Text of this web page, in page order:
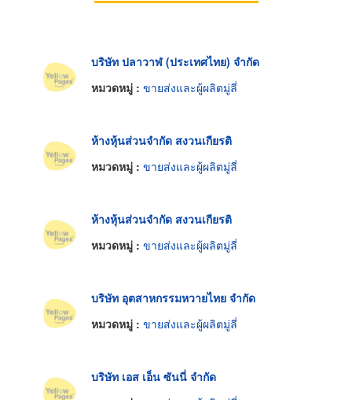
บริษัท ปลาวาฬ (ประเทศไทย) จำกัด
หมวดหมู่ : ขายส่งและผู้ผลิตมู่ลี่
ห้างหุ้นส่วนจำกัด สงวนเกียรติ
หมวดหมู่ : ขายส่งและผู้ผลิตมู่ลี่
ห้างหุ้นส่วนจำกัด สงวนเกียรติ
หมวดหมู่ : ขายส่งและผู้ผลิตมู่ลี่
บริษัท อุตสาหกรรมหวายไทย จำกัด
หมวดหมู่ : ขายส่งและผู้ผลิตมู่ลี่
บริษัท เอส เอ็น ซันนี่ จำกัด